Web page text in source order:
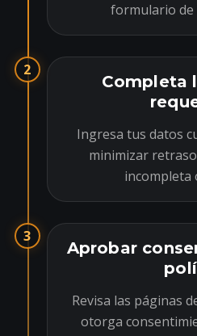
formulario de
2
Completa
Ingresa tus datos
minimizar
incompleta
3
Aprobar
Revisa las páginas
otorga